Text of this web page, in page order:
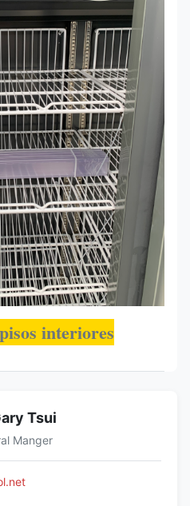
interiores
Tsui
Manger